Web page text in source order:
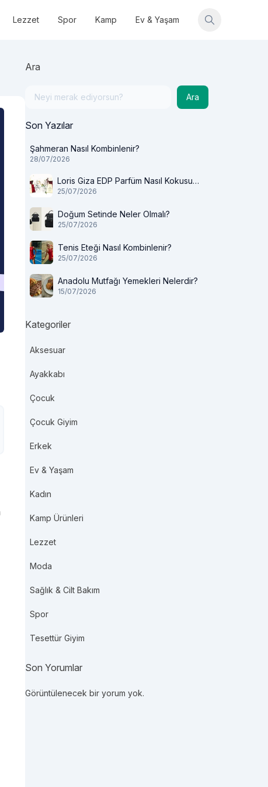
Lezzet Spor Kamp Ev & Yaşam
Ara
Ara
Son Yazılar
Şahmeran Nasıl Kombinlenir?
28/07/2026
Loris Giza EDP Parfüm Nasıl Kokusu
Var?
25/07/2026
Doğum Setinde Neler Olmalı?
25/07/2026
Tenis Eteği Nasıl Kombinlenir?
25/07/2026
Anadolu Mutfağı Yemekleri Nelerdir?
15/07/2026
Kategoriler
Aksesuar
Ayakkabı
Çocuk
Çocuk Giyim
Erkek
Ev & Yaşam
Kadın
Kamp Ürünleri
Lezzet
Moda
Sağlık & Cilt Bakım
Spor
Tesettür Giyim
Son Yorumlar
Görüntülenecek bir yorum yok.